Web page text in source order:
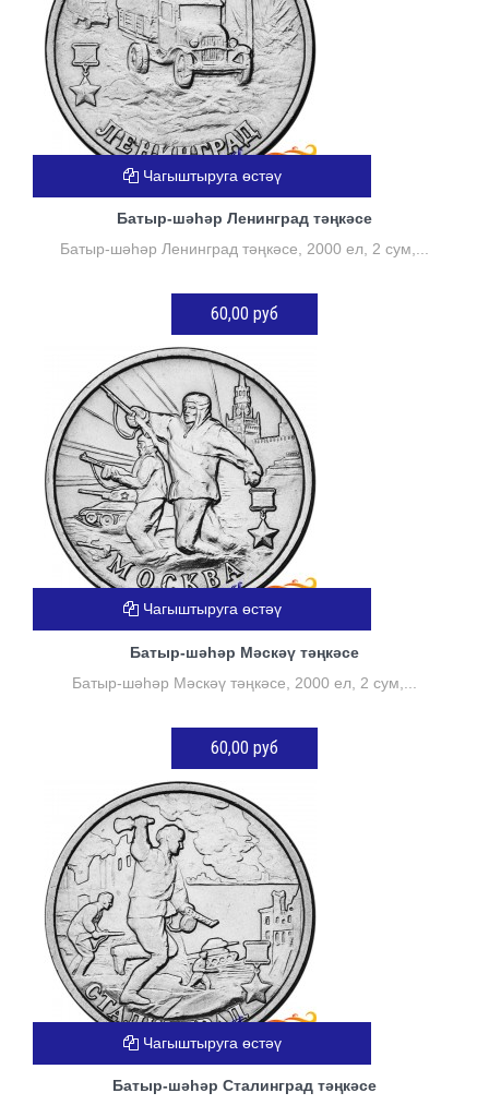
Батыр-шәһәр Ленинград тәңкәсе
Батыр-шәһәр Ленинград тәңкәсе, 2000 ел, 2 сум,...
60,00 руб
КӘРҖИНГӘ ӨСТӘҮ
Чагыштыруга өстәү
Батыр-шәһәр Мәскәү тәңкәсе
Батыр-шәһәр Мәскәү тәңкәсе, 2000 ел, 2 сум,...
60,00 руб
КӘРҖИНГӘ ӨСТӘҮ
Чагыштыруга өстәү
Батыр-шәһәр Сталинград тәңкәсе
Чагыштыруга өстәү